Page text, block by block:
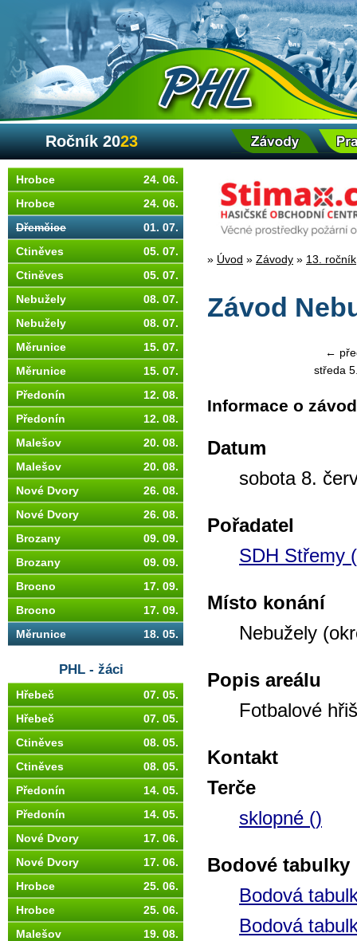
» Úvod » Závody » 13. ročník
Závod
←
středa
Informace o
Datum
sobota 8.
Pořadatel
SDH Střemy
Místo konání
Nebužely
Popis areálu
Fotbalové
Kontakt
Terče
sklopné ()
Bodové tabulky
Bodová
Bodová
Ročník 2023
Hrobce
24. 06.
Hrobce
24. 06.
Dřemčice
01. 07.
Ctiněves
05. 07.
Ctiněves
05. 07.
Nebužely
08. 07.
Nebužely
08. 07.
Měrunice
15. 07.
Měrunice
15. 07.
Předonín
12. 08.
Předonín
12. 08.
Malešov
20. 08.
Malešov
20. 08.
Nové Dvory
26. 08.
Nové Dvory
26. 08.
Brozany
09. 09.
Brozany
09. 09.
Brocno
17. 09.
Brocno
17. 09.
Měrunice
18. 05.
PHL - žáci
Hřebeč
07. 05.
Hřebeč
07. 05.
Ctiněves
08. 05.
Ctiněves
08. 05.
Předonín
14. 05.
Předonín
14. 05.
Nové Dvory
17. 06.
Nové Dvory
17. 06.
Hrobce
25. 06.
Hrobce
25. 06.
Malešov
19. 08.